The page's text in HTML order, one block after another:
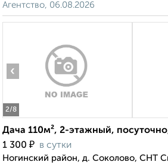
Агентство, 06.08.2026
2/8
‹
Дача 110м², 2-этажный,
1 300 ₽ в сутки
Ногинский район, д. Соколово, СНТ